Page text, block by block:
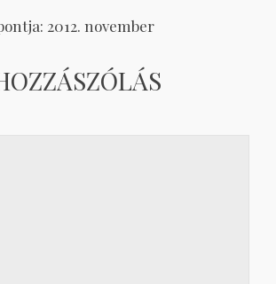
2012. november